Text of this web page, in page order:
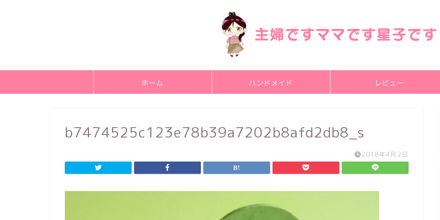
ホーム ハンドメイド レビュー
b7474525c123e78b39a7202b8afd2db8_s
2018年4月2日